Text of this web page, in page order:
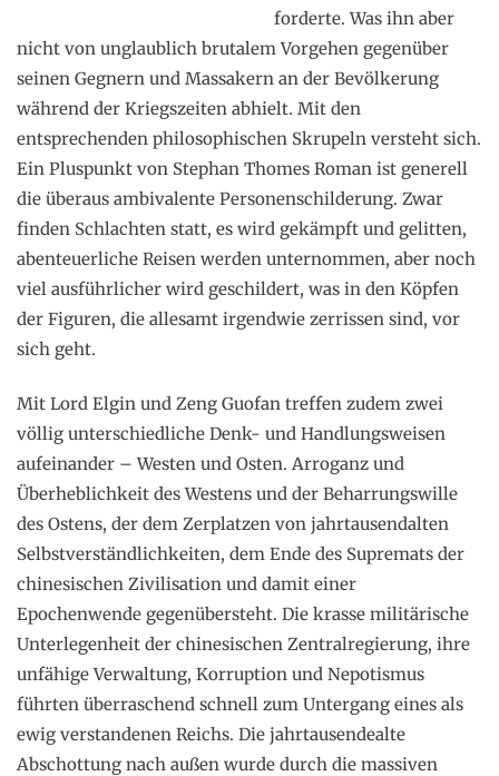
forderte. Was ihn aber
nicht von unglaublich brutalem Vorgehen gegenüber
seinen Gegnern und Massakern an der Bevölkerung
während der Kriegszeiten abhielt. Mit den
entsprechenden philosophischen Skrupeln versteht sich.
Ein Pluspunkt von Stephan Thomes Roman ist generell
die überaus ambivalente Personenschilderung. Zwar
finden Schlachten statt, es wird gekämpft und gelitten,
abenteuerliche Reisen werden unternommen, aber noch
viel ausführlicher wird geschildert, was in den Köpfen
der Figuren, die allesamt irgendwie zerrissen sind, vor
sich geht.
Mit Lord Elgin und Zeng Guofan treffen zudem zwei
völlig unterschiedliche Denk- und Handlungsweisen
aufeinander – Westen und Osten. Arroganz und
Überheblichkeit des Westens und der Beharrungswille
des Ostens, der dem Zerplatzen von jahrtausendalten
Selbstverständlichkeiten, dem Ende des Supremats der
chinesischen Zivilisation und damit einer
Epochenwende gegenübersteht. Die krasse militärische
Unterlegenheit der chinesischen Zentralregierung, ihre
unfähige Verwaltung, Korruption und Nepotismus
führten überraschend schnell zum Untergang eines als
ewig verstandenen Reichs. Die jahrtausendealte
Abschottung nach außen wurde durch die massiven